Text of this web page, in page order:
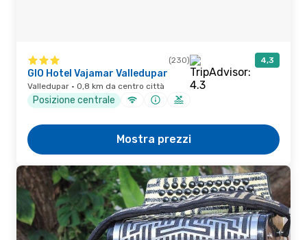
(230) 4,3
GIO Hotel Vajamar Valledupar
Valledupar · 0,8 km da centro città
Posizione centrale
Mostra prezzi